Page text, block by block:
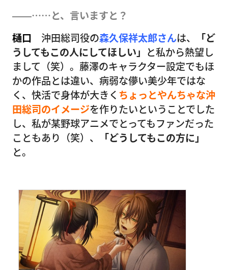
――……と、言いますと？
樋口
沖田総司役の森久保祥太郎さんは、
「ど
うしてもこの人にしてほしい」 と私から熱望し
まして（笑）。藤澤のキャラクター設定でもほ
かの作品とは違い、病弱な儚い美少年ではな
く、快活で身体が大きく ちょっとやんちゃな沖
田総司のイメージを作りたいということでした
し、私が某野球アニメでとってもファンだった
こともあり（笑）、
「どうしてもこの方に」
と。